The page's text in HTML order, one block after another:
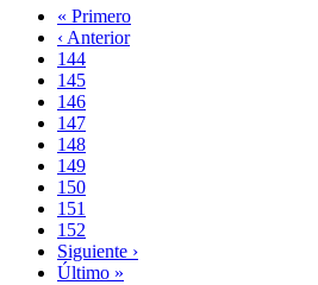
Paginación
Primera
página
« Primero
Página
anterior
‹ Anterior
Page
144
Page
145
Page
146
Page
147
Página
actual
148
Page
149
Page
150
Page
151
Page
152
Siguiente
página
Siguiente ›
Última
Último »